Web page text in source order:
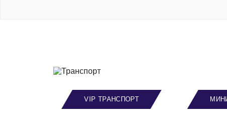
VIP ТРАНСПОРТ